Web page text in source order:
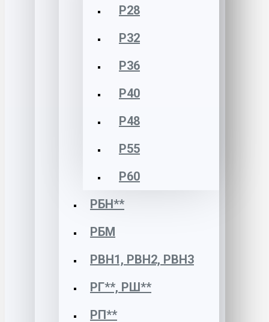
Р28
Р32
Р36
Р40
Р48
Р55
Р60
РБН**
РБМ
РВН1, РВН2, РВН3
РГ**, РШ**
РП**